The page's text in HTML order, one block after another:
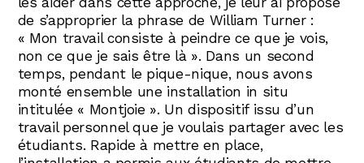
de s’approprier la phrase de William Turner :
« Mon travail consiste à peindre ce que je vois,
non ce que je sais être là ». Dans un second
temps, pendant le pique-nique, nous avons
monté ensemble une installation in situ
intitulée « Montjoie ». Un dispositif issu d’un
travail personnel que je voulais partager avec les
étudiants. Rapide à mettre en place,